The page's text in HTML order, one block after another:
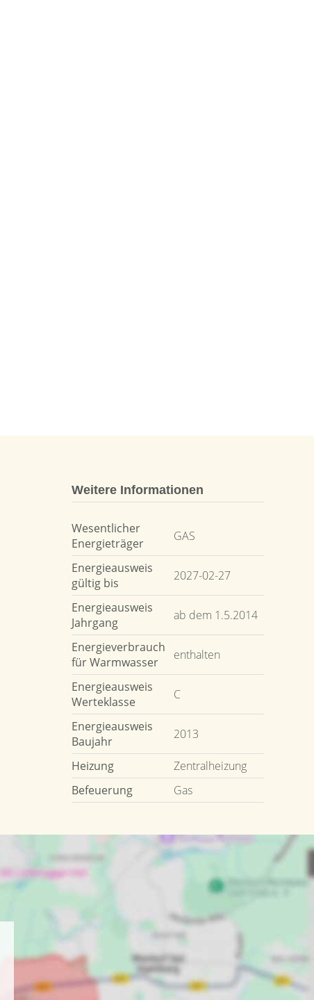
Weitere Informationen
Wesentlicher
Energieträger
GAS
Energieausweis
gültig bis
2027-02-27
Energieausweis
Jahrgang
ab dem 1.5.2014
Energieverbrauch
für Warmwasser
enthalten
Energieausweis
Werteklasse
C
Energieausweis
Baujahr
2013
Heizung
Zentralheizung
Befeuerung
Gas